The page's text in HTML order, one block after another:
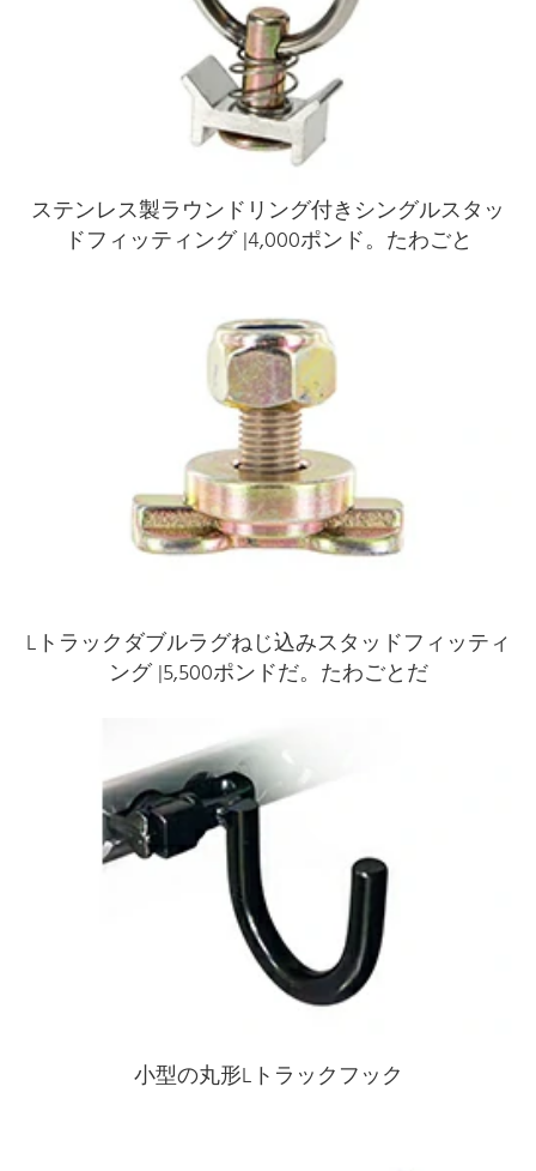
ステンレス製ラウンドリング付きシングルスタッ
ドフィッティング |4,000ポンド。たわごと
Lトラックダブルラグねじ込みスタッドフィッティ
ング |5,500ポンドだ。たわごとだ
小型の丸形Lトラックフック